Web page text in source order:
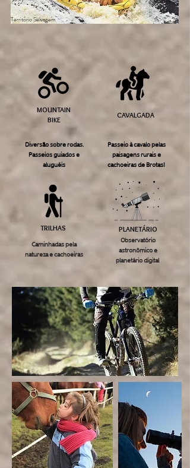
Território Selvagem
MOUNTAIN
BIKE
Diversão sobre rodas.
Passeios guiados e
aluguéis
TRILHAS
Caminhadas pela
natureza e cachoeiras
CAVALGADA
Passeio à cavalo pelas
paisagens rurais e
cachoeiras de Brotas!
PLANETÁRIO
Observatório
astronômico e
planetário digital